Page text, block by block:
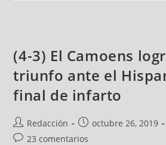
(4-3) El Camoens
triunfo ante el
final de infarto
Redacción octubre 26, 2019
23 comentarios